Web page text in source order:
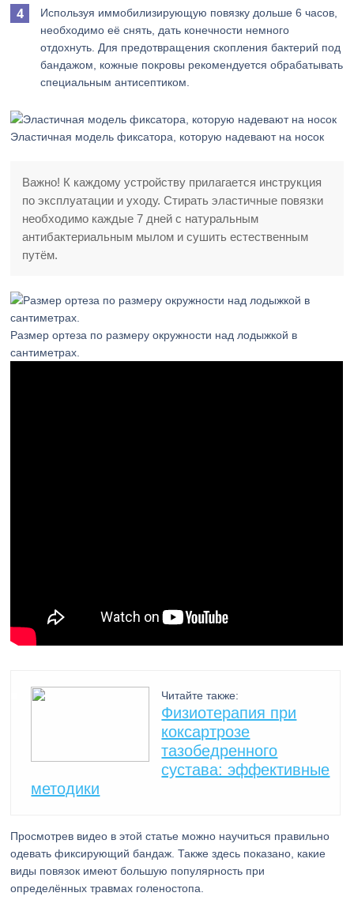
Используя иммобилизирующую повязку дольше 6 часов,
необходимо её снять, дать конечности немного
отдохнуть. Для предотвращения скопления бактерий под
бандажом, кожные покровы рекомендуется обрабатывать
специальным антисептиком.
Эластичная модель фиксатора, которую надевают на носок
Важно! К каждому устройству прилагается инструкция
по эксплуатации и уходу. Стирать эластичные повязки
необходимо каждые 7 дней с натуральным
антибактериальным мылом и сушить естественным
путём.
Размер ортеза по размеру окружности над лодыжкой в
сантиметрах.
Читайте также:
Физиотерапия при
коксартрозе
тазобедренного
сустава: эффективные
методики
Просмотрев видео в этой статье можно научиться правильно
одевать фиксирующий бандаж. Также здесь показано, какие
виды повязок имеют большую популярность при
определённых травмах голеностопа.